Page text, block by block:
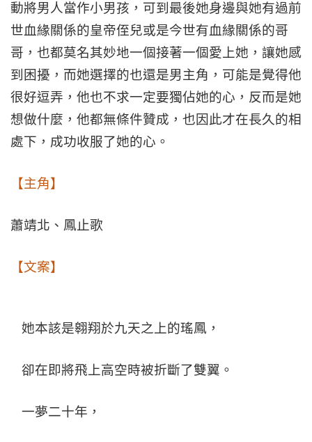
動將男人當作小男孩，可到最後她身邊與她有過前
世血緣關係的皇帝侄兒或是今世有血緣關係的哥
哥，也都莫名其妙地一個接著一個愛上她，讓她感
到困擾，而她選擇的也還是男主角，可能是覺得他
很好逗弄，他也不求一定要獨佔她的心，反而是她
想做什麼，他都無條件贊成，也因此才在長久的相
處下，成功收服了她的心。
【主角】
蕭靖北、鳳止歌
【文案】
她本該是翱翔於九天之上的瑤鳳，
卻在即將飛上高空時被折斷了雙翼。
一夢二十年，